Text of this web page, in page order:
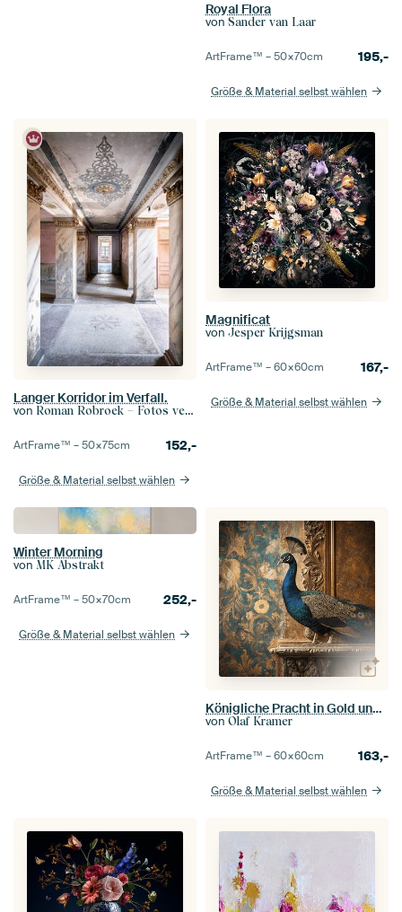
Royal Flora
von Sander van Laar
ArtFrame™ –50×70cm 195,-
Größe & Material selbst wählen
Langer Korridor im Verfall.
von Roman Robroek – Fotos verlassener Gebäude
ArtFrame™ –50×75cm 152,-
Größe & Material selbst wählen
Magnificat
von Jesper Krijgsman
ArtFrame™ –60×60cm 167,-
Größe & Material selbst wählen
Winter Morning
von MK Abstrakt
ArtFrame™ –50×70cm 252,-
Größe & Material selbst wählen
Königliche Pracht in Gold und Blau
von Olaf Kramer
ArtFrame™ –60×60cm 163,-
Größe & Material selbst wählen